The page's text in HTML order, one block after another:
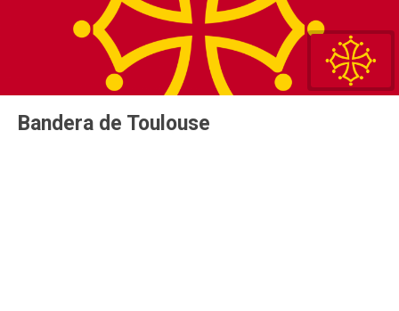
Bandera de Toulouse